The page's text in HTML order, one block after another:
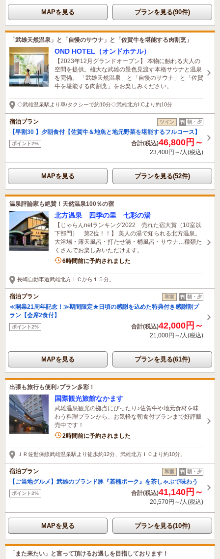
MAPを見る プランを見る(90件)
「武雄天然温泉」と「自慢のサウナ」と「佐賀牛を堪能する肉割烹」
OND HOTEL（オンドホテル）
【2023年12月グランドオープン】 本物に触れる大人の
空間を提供。雄大な武雄の景色見渡す本格サウナと温泉
を完備。 「武雄天然温泉」と「自慢のサウナ」と「佐賀
牛を堪能する肉割烹」をお楽しみください。
◇武雄温泉駅より車/タクシーで約10分◇武雄北方I.Cより約10分
宿泊プラン ツイン 朝・夕
【早割30 】夕朝食付【佐賀牛＆地魚と地元野菜を堪能するフルコース】
ポイント2% 合計(税込)46,800円～
23,400円～/人(税込)
MAPを見る プランを見る(52件)
温泉評論家も絶賛！天然温泉100％の宿
北方温泉 四季の里 七彩の湯
【じゃらんnetランキング2022 売れた宿大賞（10室以
下部門） 第2位！！】 美人の湯で知られる北方温泉。
大浴場・露天風呂・打たせ湯・桶風呂・サウナ…種類た
くさんでお楽しみいただけます。
6時間前に予約されました
長崎自動車道武雄北方ＩＣから１５分。
宿泊プラン 和室 朝・夕
≪開業21周年記念！≫期間限定★日頃の感謝を込めた特典付き感謝割プ
ラン【会席2食付】
ポイント2% 合計(税込)42,000円～
21,000円～/人(税込)
MAPを見る プランを見る(61件)
出張も旅行も便利♪プラン多彩！
国際観光旅館なかます
武雄温泉観光の拠点にぴったり♪佐賀牛や地元食材を味
わう料理プランから、お気軽な朝食付プランまで好評販
売中です！
2時間前に予約されました
ＪＲ佐世保線武雄温泉駅より徒歩約12分、武雄北方ＩＣより約10分。
宿泊プラン 和室 朝・夕
【ご当地グルメ】武雄のブランド豚『若楠ポーク』を茶しゃぶで味わう
ポイント2% 合計(税込)41,140円～
20,570円～/人(税込)
MAPを見る プランを見る(10件)
「また来たい」と言って頂けるお遇しを目指しております！